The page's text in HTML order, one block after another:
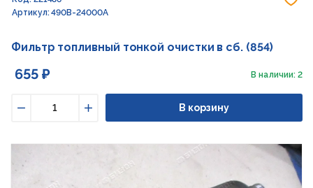
Артикул: 490B-24000A
Фильтр топливный тонкой очистки в сб. (854)
655 ₽ В наличии: 2
Увеличить
В корзину